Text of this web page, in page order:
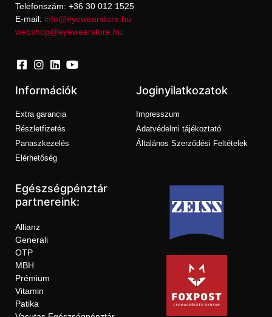
Telefonszám: +36 30 012 1525
E-mail: info@eyewearstore.hu
webshop@eyewearstore.hu
Információk
Extra garancia
Részletfizetés
Panaszkezelés
Elérhetőség
Joginyilatkozatok
Impresszum
Adatvédelmi tájékoztató
Általános Szerződési Feltételek
Egészségpénztár
partnereink:
Allianz
Generali
OTP
MBH
Prémium
Vitamin
Patika